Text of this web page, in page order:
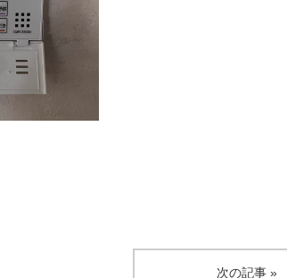
次の記事 »